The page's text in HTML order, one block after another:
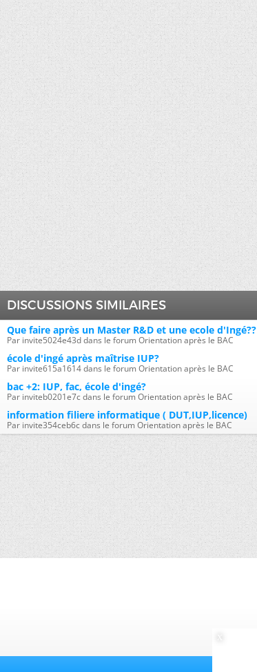
DISCUSSIONS SIMILAIRES
Que faire après un Master R&D et une ecole d'Ingé??
Par invite5024e43d dans le forum Orientation après le BAC
école d'ingé après maîtrise IUP?
Par invite615a1614 dans le forum Orientation après le BAC
bac +2: IUP, fac, école d'ingé?
Par inviteb0201e7c dans le forum Orientation après le BAC
information filiere informatique ( DUT,IUP,licence)
Par invite354ceb6c dans le forum Orientation après le BAC